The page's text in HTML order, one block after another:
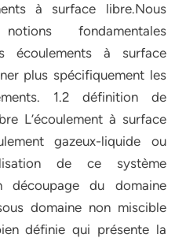
à surface libre.Nous
fondamentales
écoulements à surface
plus spécifiquement les
1.2 définition de
L’écoulement à surface
gazeux-liquide ou
de ce système
découpage du domaine
domaine non miscible
définie qui présente la